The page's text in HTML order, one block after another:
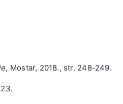
, Mostar, 2018., str. 248-249.